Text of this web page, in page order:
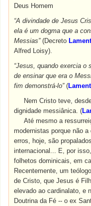
Deus Homem
“A divindade de Jesus
ela é um dogma que a
Messias”(Decreto
Alfred Loisy).
“Jesus, quando exercia
de ensinar que era o
fim demonstrá-lo”(
Nem Cristo teve,
dignidade messiânica. (
Até mesmo a
modernistas porque não
erros, hoje, são
internacional... E, por
folhetos dominicais, em
Recentemente, um
de Cristo, que Jesus é
elevado ao cardinalato, e
Doutrina da Fé -- o ex